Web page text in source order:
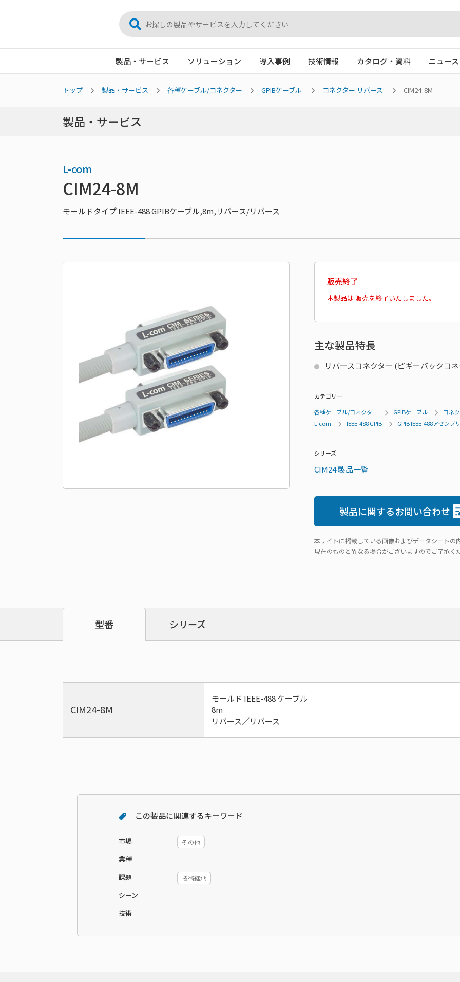
製品・サービス ソリューション 導入事例 技術情報 カタログ・資料 ニュース
トップ 製品・サービス 各種ケーブル/コネクター GPIBケーブル コネクター:リバース CIM24-8M
製品・サービス
L-com
CIM24-8M
モールドタイプ IEEE-488 GPIBケーブル,8m,リバース/リバース
販売終了
本製品は 販売を終了いたしました。
主な製品特長
リバースコネクター (ピギーバックコ
カテゴリー
各種ケーブル/コネクター
GPIBケーブル
コネ
L-com
IEEE-488 GPIB GPIB IEEE-488アセンブリ
シリーズ
CIM24 製品一覧
製品に関するお問い合わせ
本サイトに掲載している画像およびデータシートの
現在のものと異なる場合がございますのでご了承く
型番 シリーズ
CIM24-8M
モールド IEEE-488 ケーブル
8m
リバース／リバース
この製品に関連するキーワード
市場 その他
業種
課題
技術継承
シーン
技術